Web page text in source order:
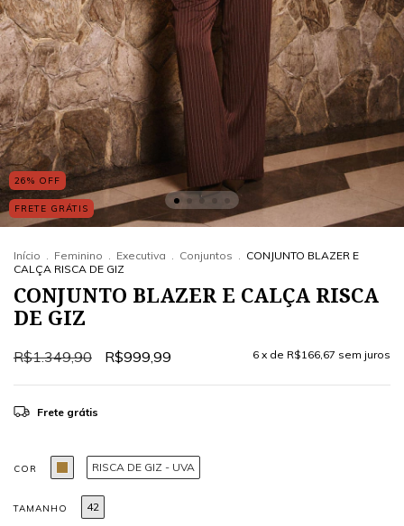
26% OFF
FRETE GRÁTIS
Início . Feminino . Executiva . Conjuntos . CONJUNTO BLAZER E
CALÇA RISCA DE GIZ
CONJUNTO BLAZER E CALÇA RISCA
DE GIZ
R$1.349,90 R$999,99 6 x de R$166,67 sem juros
Frete grátis
COR RISCA DE GIZ - UVA
TAMANHO 42